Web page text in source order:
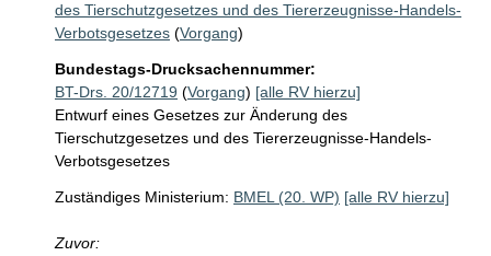
des Tierschutzgesetzes und des Tiererzeugnisse-Handels-
Verbotsgesetzes (Vorgang)
Bundestags-Drucksachennummer:
BT-Drs. 20/12719 (Vorgang) [alle RV hierzu]
Entwurf eines Gesetzes zur Änderung des
Tierschutzgesetzes und des Tiererzeugnisse-Handels-
Verbotsgesetzes
Zuständiges Ministerium: BMEL (20. WP) [alle RV hierzu]
Zuvor: